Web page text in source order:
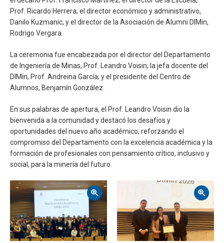
Prof. Ricardo Herrera; el director económico y administrativo,
Danilo Kuzmanic, y el director de la Asociación de Alumni DIMin,
Rodrigo Vergara.
La ceremonia fue encabezada por el director del Departamento
de Ingeniería de Minas, Prof. Leandro Voisin; la jefa docente del
DIMin, Prof. Andreina García; y el presidente del Centro de
Alumnos, Benjamín González.
En sus palabras de apertura, el Prof. Leandro Voisin dio la
bienvenida a la comunidad y destacó los desafíos y
oportunidades del nuevo año académico, reforzando el
compromiso del Departamento con la excelencia académica y la
formación de profesionales con pensamiento crítico, inclusivo y
social, para la minería del futuro.
Zoom